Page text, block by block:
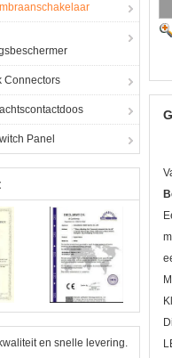
Connectors
Panel
en snelle levering.